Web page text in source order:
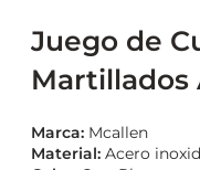
Juego de
Marca: Mcallen
Material: Acero